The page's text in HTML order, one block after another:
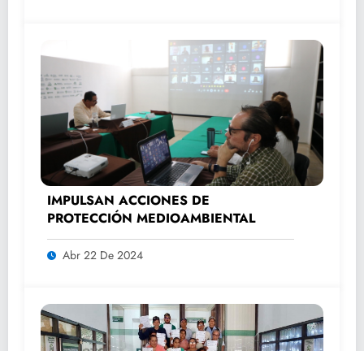
IMPULSAN ACCIONES DE
PROTECCIÓN MEDIOAMBIENTAL
Abr 22 De 2024